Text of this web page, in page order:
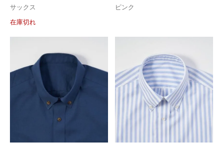
サックス
在庫切れ
ピンク